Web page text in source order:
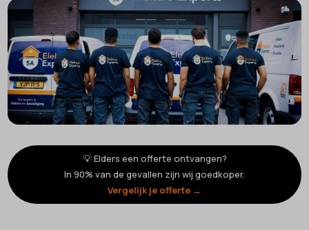
💡 Elders een offerte ontvangen?
In 90% van de gevallen zijn wij goedkoper.
Vergelijk je offerte →